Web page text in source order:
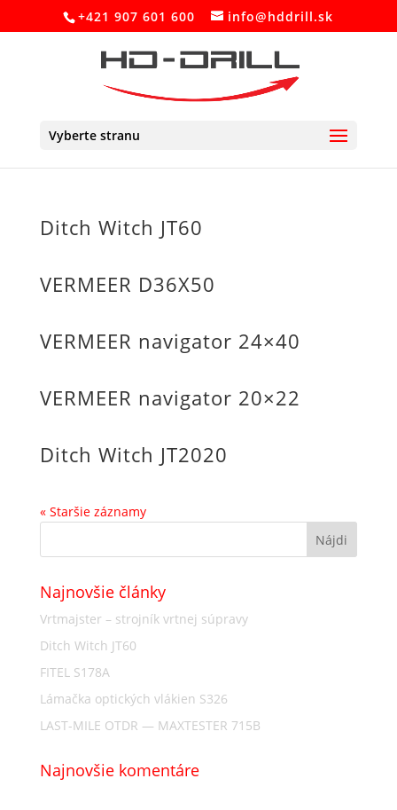
+421 907 601 600 info@hddrill.sk
Vyberte stranu
Ditch Witch JT60
VERMEER D36X50
VERMEER navigator 24×40
VERMEER navigator 20×22
Ditch Witch JT2020
« Staršie záznamy
Najnovšie články
Vrtmajster – strojník vrtnej súpravy
Ditch Witch JT60
FITEL S178A
Lámačka optických vlákien S326
LAST-MILE OTDR — MAXTESTER 715B
Najnovšie komentáre